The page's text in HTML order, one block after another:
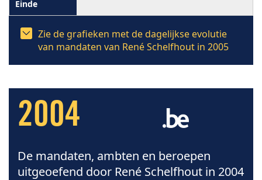
Zie de grafieken met de dagelijkse evolutie
van mandaten van René Schelfhout in 2005
2004
De mandaten, ambten en beroepen
uitgeoefend door René Schelfhout in 2004